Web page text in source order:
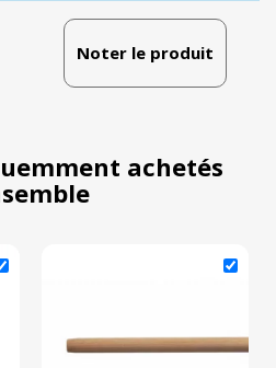
Noter le produit
achetés